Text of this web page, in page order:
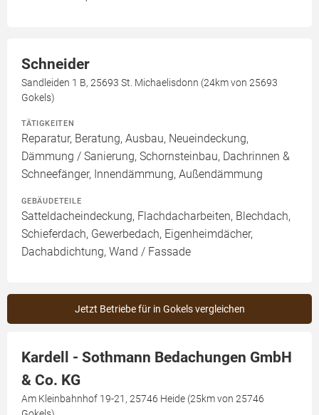
Schneider
Sandleiden 1 B, 25693 St. Michaelisdonn (24km von 25693
Gokels)
TÄTIGKEITEN
Reparatur, Beratung, Ausbau, Neueindeckung,
Dämmung / Sanierung, Schornsteinbau, Dachrinnen &
Schneefänger, Innendämmung, Außendämmung
GEBÄUDETEILE
Satteldacheindeckung, Flachdacharbeiten, Blechdach,
Schieferdach, Gewerbedach, Eigenheimdächer,
Dachabdichtung, Wand / Fassade
Jetzt Betriebe für in Gokels vergleichen
Kardell - Sothmann Bedachungen GmbH
& Co. KG
Am Kleinbahnhof 19-21, 25746 Heide (25km von 25746